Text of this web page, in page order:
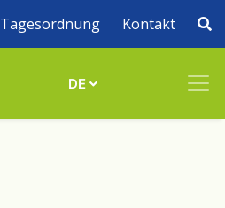
Tagesordnung Kontakt
DE